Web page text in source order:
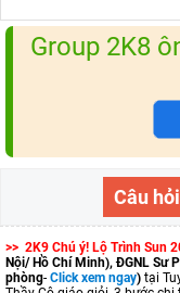
Group 2K8
Câu
>> 2K9 Chú ý! Lộ Trình Sun
Nội/ Hồ Chí Minh), ĐGNL Sư
phòng- Click xem ngay) tại